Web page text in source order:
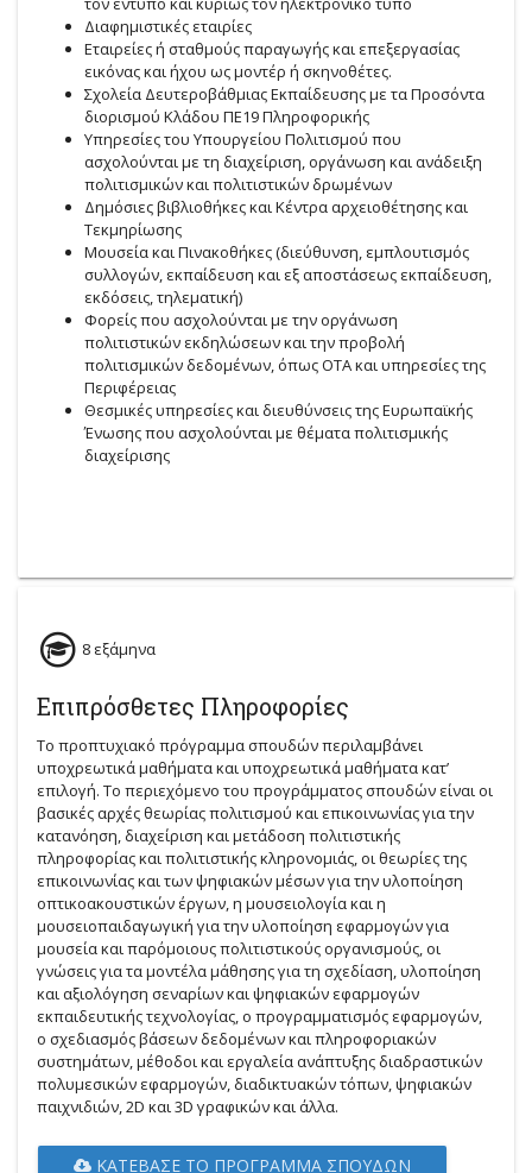
Διαφημιστικές εταιρίες
Εταιρείες ή σταθμούς παραγωγής και επεξεργασίας
εικόνας και ήχου ως μοντέρ ή σκηνοθέτες.
Σχολεία Δευτεροβάθμιας Εκπαίδευσης με τα Προσόντα
διορισμού Κλάδου ΠΕ19 Πληροφορικής
Υπηρεσίες του Υπουργείου Πολιτισμού που
ασχολούνται με τη διαχείριση, οργάνωση και ανάδειξη
πολιτισμικών και πολιτιστικών δρωμένων
Δημόσιες βιβλιοθήκες και Κέντρα αρχειοθέτησης και
Τεκμηρίωσης
Μουσεία και Πινακοθήκες (διεύθυνση, εμπλουτισμός
συλλογών, εκπαίδευση και εξ αποστάσεως εκπαίδευση,
εκδόσεις, τηλεματική)
Φορείς που ασχολούνται με την οργάνωση
πολιτιστικών εκδηλώσεων και την προβολή
πολιτισμικών δεδομένων, όπως ΟΤΑ και υπηρεσίες της
Περιφέρειας
Θεσμικές υπηρεσίες και διευθύνσεις της Ευρωπαϊκής
Ένωσης που ασχολούνται με θέματα πολιτισμικής
διαχείρισης
8 εξάμηνα
Επιπρόσθετες Πληροφορίες
Το προπτυχιακό πρόγραμμα σπουδών περιλαμβάνει
υποχρεωτικά μαθήματα και υποχρεωτικά μαθήματα κατ’
επιλογή. Το περιεχόμενο του προγράμματος σπουδών είναι οι
βασικές αρχές θεωρίας πολιτισμού και επικοινωνίας για την
κατανόηση, διαχείριση και μετάδοση πολιτιστικής
πληροφορίας και πολιτιστικής κληρονομιάς, οι θεωρίες της
επικοινωνίας και των ψηφιακών μέσων για την υλοποίηση
οπτικοακουστικών έργων, η μουσειολογία και η
μουσειοπαιδαγωγική για την υλοποίηση εφαρμογών για
μουσεία και παρόμοιους πολιτιστικούς οργανισμούς, οι
γνώσεις για τα μοντέλα μάθησης για τη σχεδίαση, υλοποίηση
και αξιολόγηση σεναρίων και ψηφιακών εφαρμογών
εκπαιδευτικής τεχνολογίας, ο προγραμματισμός εφαρμογών,
ο σχεδιασμός βάσεων δεδομένων και πληροφοριακών
συστημάτων, μέθοδοι και εργαλεία ανάπτυξης διαδραστικών
πολυμεσικών εφαρμογών, διαδικτυακών τόπων, ψηφιακών
παιχνιδιών, 2D και 3D γραφικών και άλλα.
ΚΑΤΈΒΑΣΕ ΤΟ ΠΡΌΓΡΑΜΜΑ ΣΠΟΥΔΏΝ